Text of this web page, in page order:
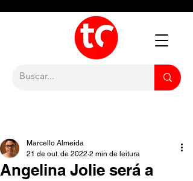
Angelina Jolie será a
Marcello Almeida
21 de out. de 2022 2 min de leitura